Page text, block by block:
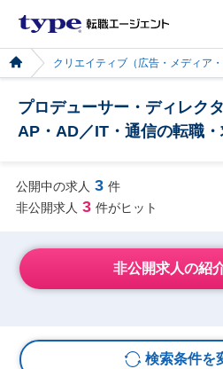
クリエイティブ（広告・メディア
プロデューサー・ディレク
AP・AD／IT・通信の転職
公開中の求人 3 件
非公開求人 3 件がヒット
非公開求人の紹
検索条件を